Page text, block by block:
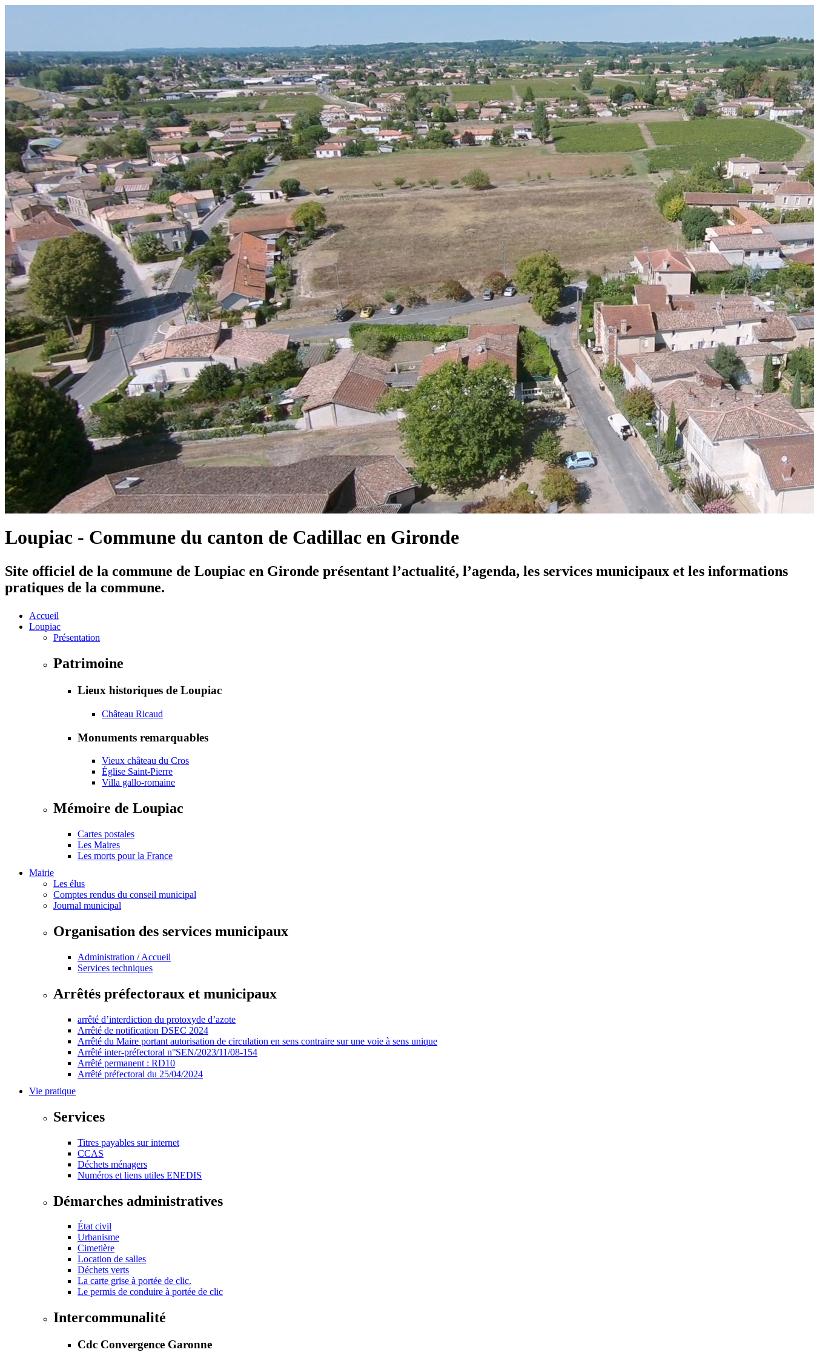
Loupiac - Commune du canton de Cadillac en Gironde
Site officiel de la commune de Loupiac en Gironde présentant l’actualité, l’agenda, les services municipaux et les informations
pratiques de la commune.
Accueil
Loupiac
Présentation
Patrimoine
Lieux historiques de Loupiac
Château Ricaud
Monuments remarquables
Vieux château du Cros
Église Saint-Pierre
Villa gallo-romaine
Mémoire de Loupiac
Cartes postales
Les Maires
Les morts pour la France
Mairie
Les élus
Comptes rendus du conseil municipal
Journal municipal
Organisation des services municipaux
Administration / Accueil
Services techniques
Arrêtés préfectoraux et municipaux
arrêté d’interdiction du protoxyde d’azote
Arrêté de notification DSEC 2024
Arrêté du Maire portant autorisation de circulation en sens contraire sur une voie à sens unique
Arrêté inter-préfectoral n°SEN/2023/11/08-154
Arrêté permanent : RD10
Arrêté préfectoral du 25/04/2024
Vie pratique
Services
Titres payables sur internet
CCAS
Déchets ménagers
Numéros et liens utiles ENEDIS
Démarches administratives
État civil
Urbanisme
Cimetière
Location de salles
Déchets verts
La carte grise à portée de clic.
Le permis de conduire à portée de clic
Intercommunalité
Cdc Convergence Garonne